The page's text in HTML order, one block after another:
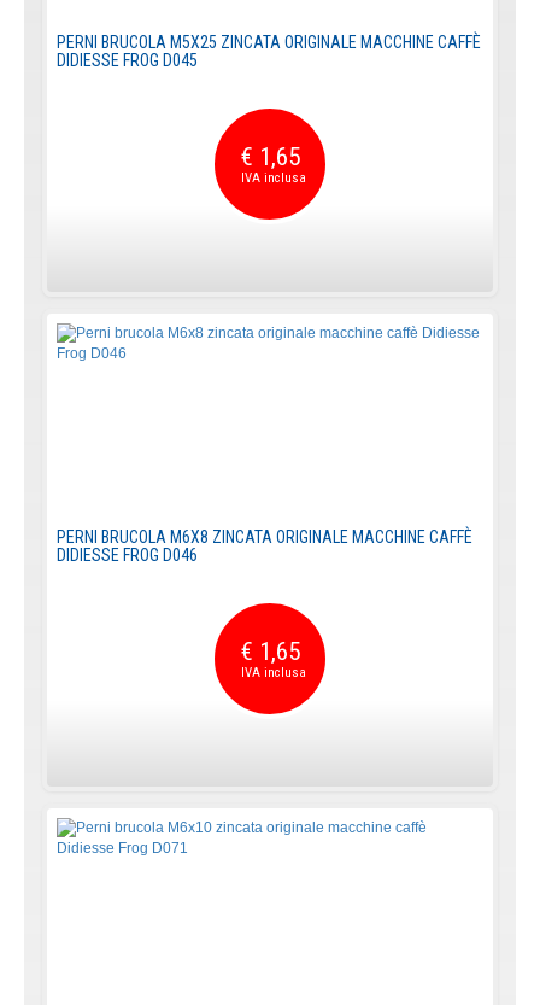
PERNI BRUCOLA M5X25 ZINCATA ORIGINALE MACCHINE CAFFÈ
DIDIESSE FROG D045
€ 1,65
PERNI BRUCOLA M6X8 ZINCATA ORIGINALE MACCHINE CAFFÈ
DIDIESSE FROG D046
€ 1,65